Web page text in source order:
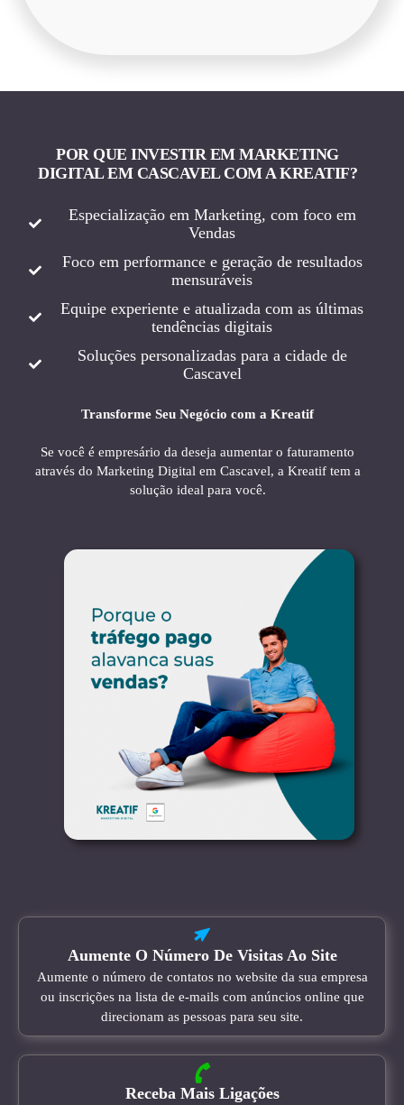
POR QUE INVESTIR EM MARKETING
DIGITAL EM CASCAVEL COM A KREATIF?
Especialização em Marketing, com foco em
Vendas
Foco em performance e geração de resultados
mensuráveis
Equipe experiente e atualizada com as últimas
tendências digitais
Soluções personalizadas para a cidade de
Cascavel
Transforme Seu Negócio com a Kreatif
Se você é empresário da deseja aumentar o faturamento
através do Marketing Digital em Cascavel, a Kreatif tem a
solução ideal para você.
Aumente O Número De Visitas Ao Site
Aumente o número de contatos no website da sua empresa
ou inscrições na lista de e-mails com anúncios online que
direcionam as pessoas para seu site.
Receba Mais Ligações